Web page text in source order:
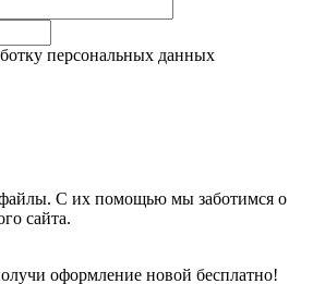
персональных данных
С их помощью мы заботимся о
сайта.
оформление новой бесплатно!